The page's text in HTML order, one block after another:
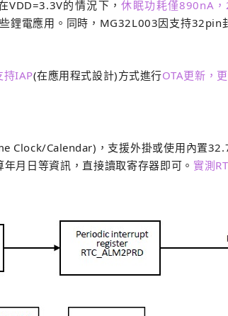
VDD=3.3V的情況下，休眠功耗僅890nA
鋰電應用。同時，MG32L003因支持
持IAP(在應用程式設計)方式進行OTA更新，
Clock/Calendar)，支援外掛或使用內置
月日等資訊，直接讀取寄存器即可。 實測